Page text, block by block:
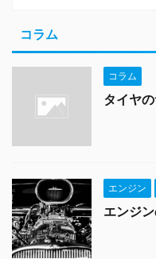
コラム
コラム
タイヤ
エンジン
エンジ